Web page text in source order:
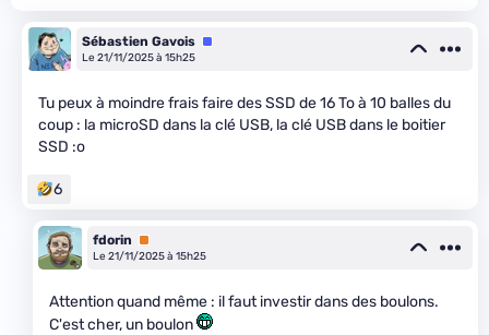
Sébastien Gavois Équipe
Le 21/11/2025 à 15h25
Tu peux à moindre frais faire des SSD de 16 To à 10 balles du
coup : la microSD dans la clé USB, la clé USB dans le boitier
SSD :o
6
fdorin
Premium
Le 21/11/2025 à 15h25
Attention quand même : il faut investir dans des boulons.
C'est cher, un boulon